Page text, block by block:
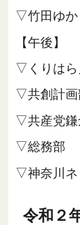
▽竹田ゆか
【午後】
▽くりはら
▽共創計画
▽共産党鎌
▽総務部
▽神奈川ネ
令和２